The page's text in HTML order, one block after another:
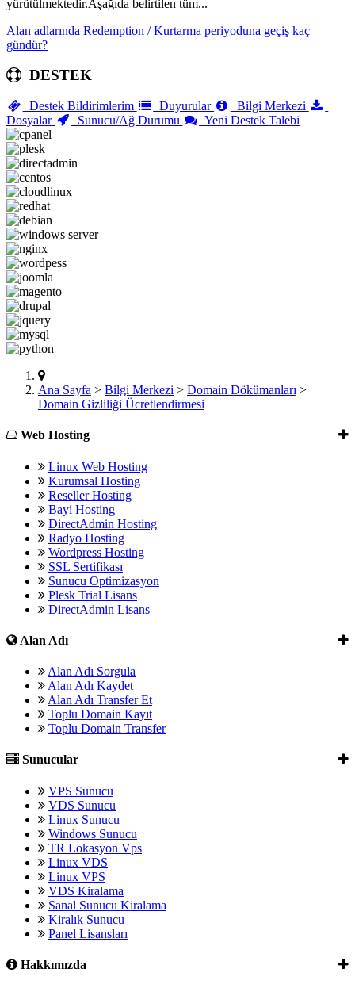
yürütülmektedir.Aşağıda belirtilen tüm...
Alan adlarında Redemption / Kurtarma periyoduna geçiş kaç
gündür?
DESTEK
Destek Bildirimlerim Duyurular
Bilgi Merkezi
Dosyalar
Sunucu/Ağ Durumu Yeni Destek Talebi
Ana Sayfa > Bilgi Merkezi > Domain Dökümanları >
Domain Gizliliği Ücretlendirmesi
Web Hosting
Linux Web Hosting
Kurumsal Hosting
Reseller Hosting
Bayi Hosting
DirectAdmin Hosting
Radyo Hosting
Wordpress Hosting
SSL Sertifikası
Sunucu Optimizasyon
Plesk Trial Lisans
DirectAdmin Lisans
Alan Adı
Alan Adı Sorgula
Alan Adı Kaydet
Alan Adı Transfer Et
Toplu Domain Kayıt
Toplu Domain Transfer
Sunucular
VPS Sunucu
VDS Sunucu
Linux Sunucu
Windows Sunucu
TR Lokasyon Vps
Linux VDS
Linux VPS
VDS Kiralama
Sanal Sunucu Kiralama
Kiralık Sunucu
Panel Lisansları
Hakkımızda